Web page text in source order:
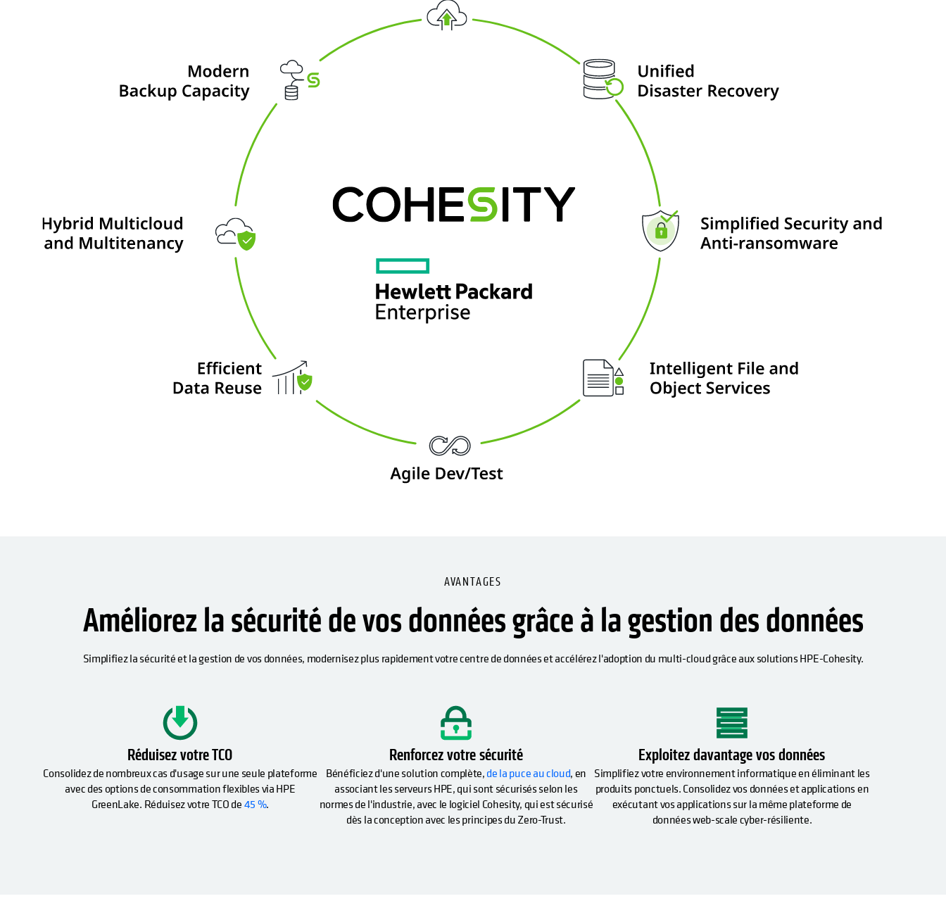
AVANTAGES
Améliorez la sécurité de vos données grâce à la gestion des données
Simplifiez la sécurité et la gestion de vos données, modernisez plus rapidement votre centre de données et accélérez l'adoption du multi-cloud grâce aux solutions HPE-Cohesity.
Réduisez votre TCO
Consolidez de nombreux cas d'usage sur une seule plateforme
avec des options de consommation flexibles via HPE
GreenLake. Réduisez votre TCO de45 %.
Renforcez votre sécurité
Bénéficiez d'une solution complète,de la puce au cloud, en
associant les serveurs HPE, qui sont sécurisés selon les
normes de l'industrie, avec le logiciel Cohesity, qui est sécurisé
dès la conception avec les principes du Zero-Trust.
Exploitez davantage vos données
Simplifiez votre environnement informatique en éliminant les
produits ponctuels. Consolidez vos données et applications en
exécutant vos applications sur la même plateforme de
données web-scale cyber-résiliente.